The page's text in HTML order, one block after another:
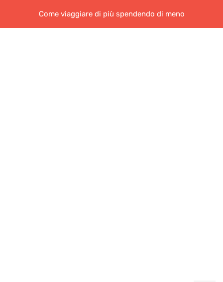
Come viaggiare di più spendendo di meno